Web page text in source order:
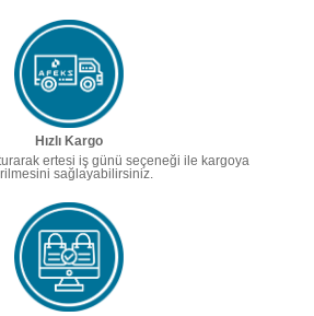
Hızlı Kargo
ertesi iş günü seçeneği ile kargoya
sağlayabilirsiniz.